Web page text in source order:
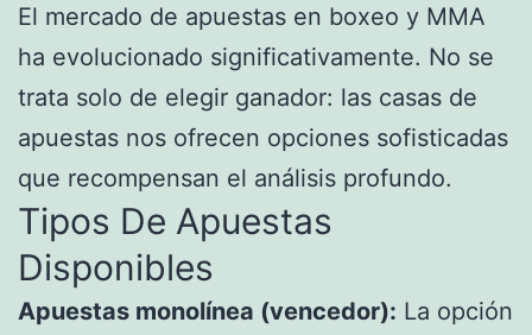
El mercado de apuestas en boxeo y MMA
ha evolucionado significativamente. No se
trata solo de elegir ganador: las casas de
apuestas nos ofrecen opciones sofisticadas
que recompensan el análisis profundo.
Tipos De Apuestas
Disponibles
Apuestas monolínea (vencedor): La opción